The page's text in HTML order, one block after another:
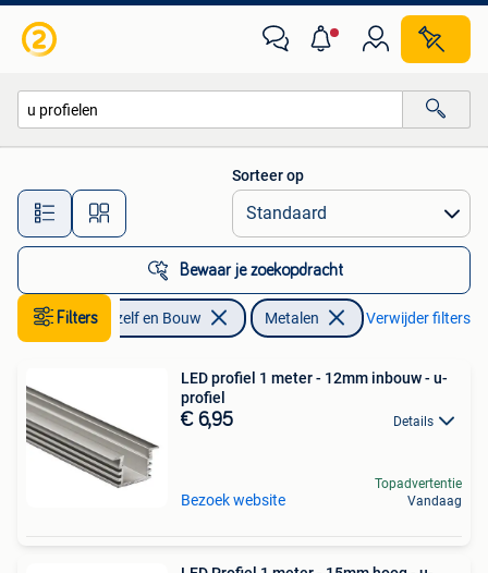
Alle afstanden…
Sorteer op
Bewaar je zoekopdracht
Filters
Doe-het-zelf en Bouw Metalen Verwijder filters
LED profiel 1 meter - 12mm inbouw - u-
profiel
€ 6,95 Details
Bezoek website
Topadvertentie
Vandaag